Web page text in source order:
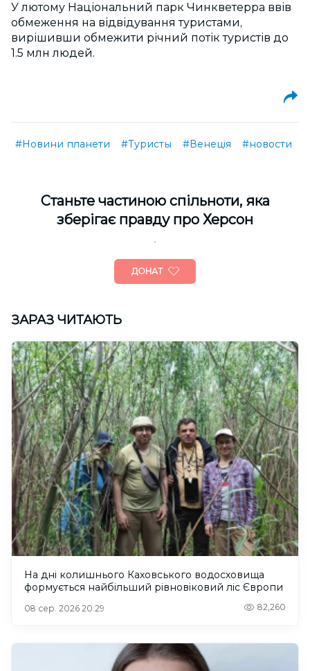
У лютому Національний парк Чинкветерра ввів
обмеження на відвідування туристами,
вирішивши обмежити річний потік туристів до
1.5 млн людей.
#Новини планети #Туристы #Венеція #новости
Cтаньте частиною спільноти, яка
зберігає правду про Херсон
ДОНАТ
ЗАРАЗ ЧИТАЮТЬ
На дні колишнього Каховського водосховища
формується найбільший рівновіковий ліс Європи
08 сер. 2026 20:29 82,260